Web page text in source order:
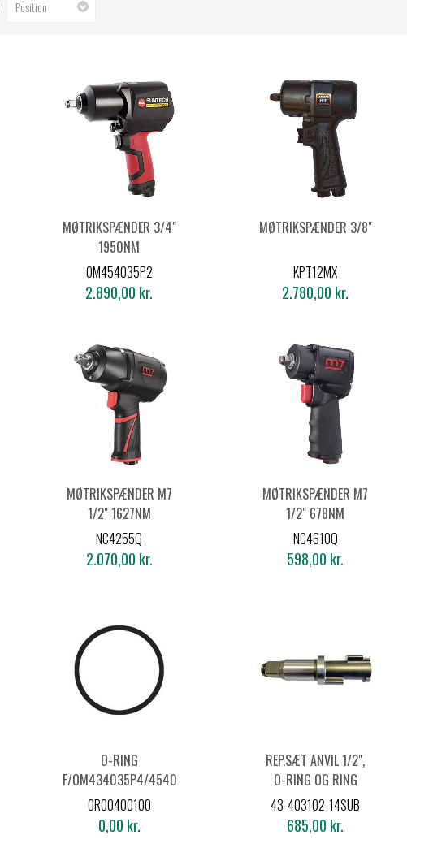
MØTRIKSPÆNDER 3/4"
1950NM
OM454035P2
2.890,00 kr.
MØTRIKSPÆNDER 3/8"
KPT12MX
2.780,00 kr.
MØTRIKSPÆNDER M7
1/2" 1627NM
NC4255Q
2.070,00 kr.
MØTRIKSPÆNDER M7
1/2" 678NM
NC4610Q
598,00 kr.
O-RING
F/OM434035P4/454035P2
OR00400100
0,00 kr.
REP.SÆT ANVIL 1/2",
O-RING OG RING
T/OM434035P4
43-403102-14SUB
685,00 kr.